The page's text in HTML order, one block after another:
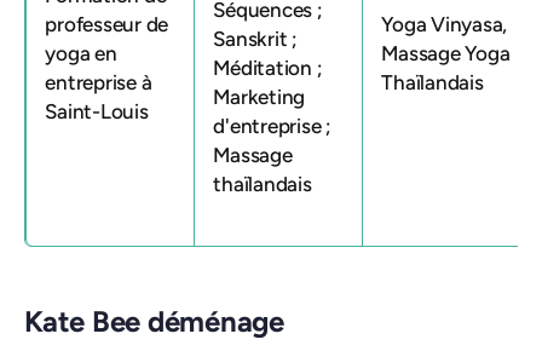
professeur de
yoga en
entreprise à
Saint-Louis
Séquences ;
Sanskrit ;
Méditation ;
Marketing
d'entreprise ;
Massage
thaïlandais
Yoga Vinyasa,
Massage Yoga
Thaïlandais
Kate Bee déménage